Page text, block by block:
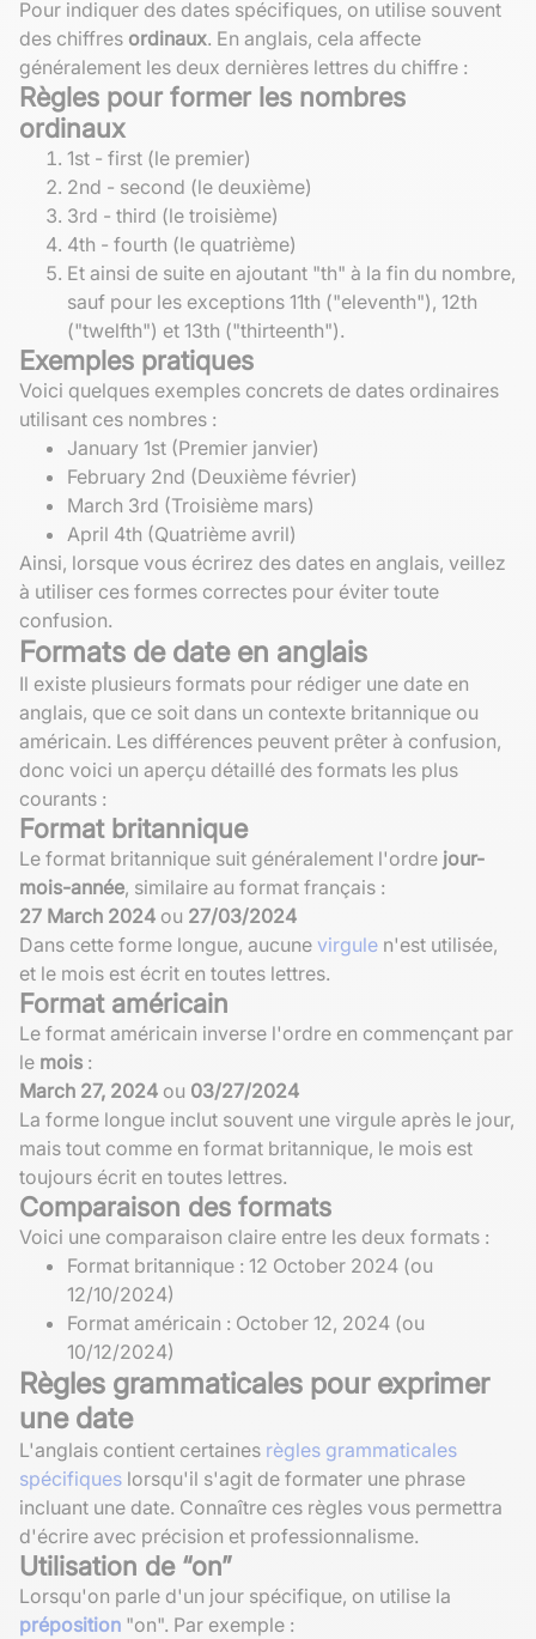
Pour indiquer des dates spécifiques, on utilise souvent
des chiffres ordinaux. En anglais, cela affecte
généralement les deux dernières lettres du chiffre :
Règles pour former les nombres
ordinaux
1st - first (le premier)
2nd - second (le deuxième)
3rd - third (le troisième)
4th - fourth (le quatrième)
Et ainsi de suite en ajoutant "th" à la fin du nombre,
sauf pour les exceptions 11th ("eleventh"), 12th
("twelfth") et 13th ("thirteenth").
Exemples pratiques
Voici quelques exemples concrets de dates ordinaires
utilisant ces nombres :
January 1st (Premier janvier)
February 2nd (Deuxième février)
March 3rd (Troisième mars)
April 4th (Quatrième avril)
Ainsi, lorsque vous écrirez des dates en anglais, veillez
à utiliser ces formes correctes pour éviter toute
confusion.
Formats de date en anglais
Il existe plusieurs formats pour rédiger une date en
anglais, que ce soit dans un contexte britannique ou
américain. Les différences peuvent prêter à confusion,
donc voici un aperçu détaillé des formats les plus
courants :
Format britannique
Le format britannique suit généralement l'ordre jour-
mois-année, similaire au format français :
27 March 2024 ou 27/03/2024
Dans cette forme longue, aucune virgule n'est utilisée,
et le mois est écrit en toutes lettres.
Format américain
Le format américain inverse l'ordre en commençant par
le mois :
March 27, 2024 ou 03/27/2024
La forme longue inclut souvent une virgule après le jour,
mais tout comme en format britannique, le mois est
toujours écrit en toutes lettres.
Comparaison des formats
Voici une comparaison claire entre les deux formats :
Format britannique : 12 October 2024 (ou
12/10/2024)
Format américain : October 12, 2024 (ou
10/12/2024)
Règles grammaticales pour exprimer
une date
L'anglais contient certaines règles grammaticales
spécifiques lorsqu'il s'agit de formater une phrase
incluant une date. Connaître ces règles vous permettra
d'écrire avec précision et professionnalisme.
Utilisation de “on”
Lorsqu'on parle d'un jour spécifique, on utilise la
préposition "on". Par exemple :